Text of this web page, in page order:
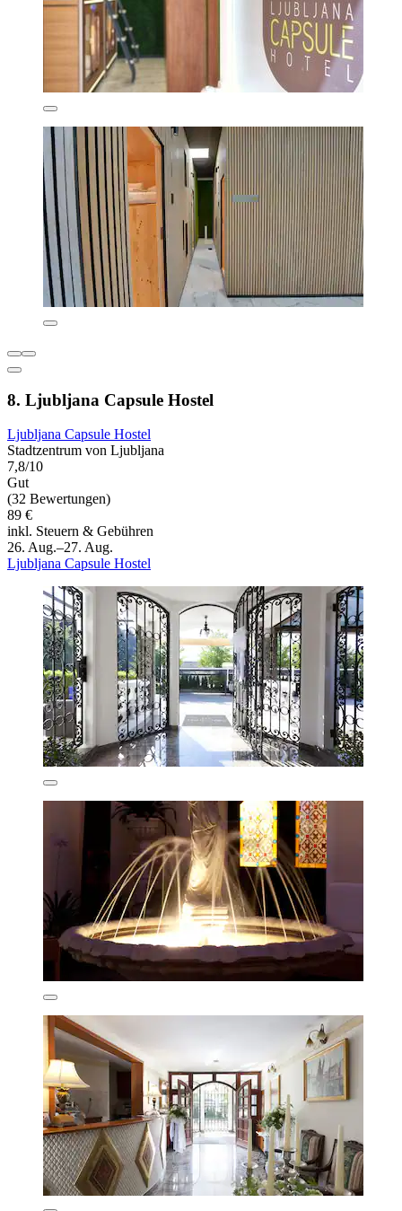
8. Ljubljana Capsule Hostel
Ljubljana Capsule Hostel
Stadtzentrum von Ljubljana
7,8/10
Gut
(32 Bewertungen)
89 €
inkl. Steuern & Gebühren
26. Aug.–27. Aug.
Ljubljana Capsule Hostel